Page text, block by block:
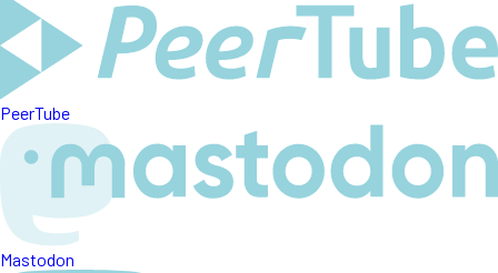
PeerTube
Mastodon